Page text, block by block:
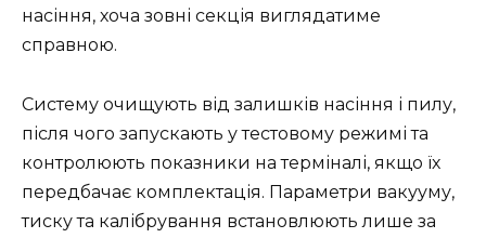
насіння, хоча зовні секція виглядатиме
справною.
Систему очищують від залишків насіння і пилу,
після чого запускають у тестовому режимі та
контролюють показники на терміналі, якщо їх
передбачає комплектація. Параметри вакууму,
тиску та калібрування встановлюють лише за